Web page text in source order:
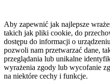
Aby zapewnić jak najlepsze
takich jak pliki cookie, do
dostępu do informacji o
pozwoli nam przetwarzać dane,
przeglądania lub unikalne
wyrażenia zgody lub wycofanie
na niektóre cechy i funkcje.